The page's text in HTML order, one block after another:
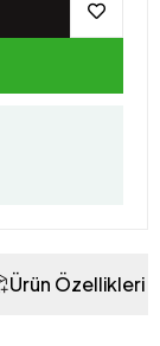
Ürün Özellikleri